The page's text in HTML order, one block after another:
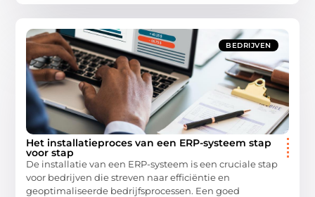
BEDRIJVEN
Het installatieproces van een ERP-systeem stap
voor stap
De installatie van een ERP-systeem is een cruciale stap
voor bedrijven die streven naar efficiëntie en
geoptimaliseerde bedrijfsprocessen. Een goed